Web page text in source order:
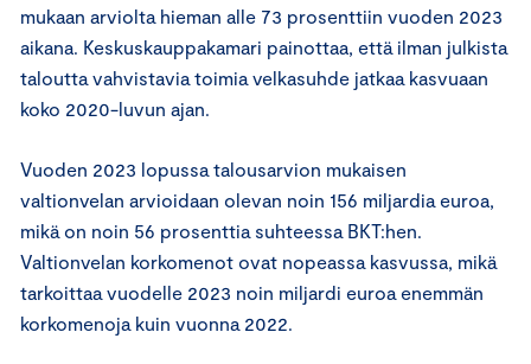
mukaan arviolta hieman alle 73 prosenttiin vuoden 2023
aikana. Keskuskauppakamari painottaa, että ilman julkista
taloutta vahvistavia toimia velkasuhde jatkaa kasvuaan
koko 2020-luvun ajan.
Vuoden 2023 lopussa talousarvion mukaisen
valtionvelan arvioidaan olevan noin 156 miljardia euroa,
mikä on noin 56 prosenttia suhteessa BKT:hen.
Valtionvelan korkomenot ovat nopeassa kasvussa, mikä
tarkoittaa vuodelle 2023 noin miljardi euroa enemmän
korkomenoja kuin vuonna 2022.